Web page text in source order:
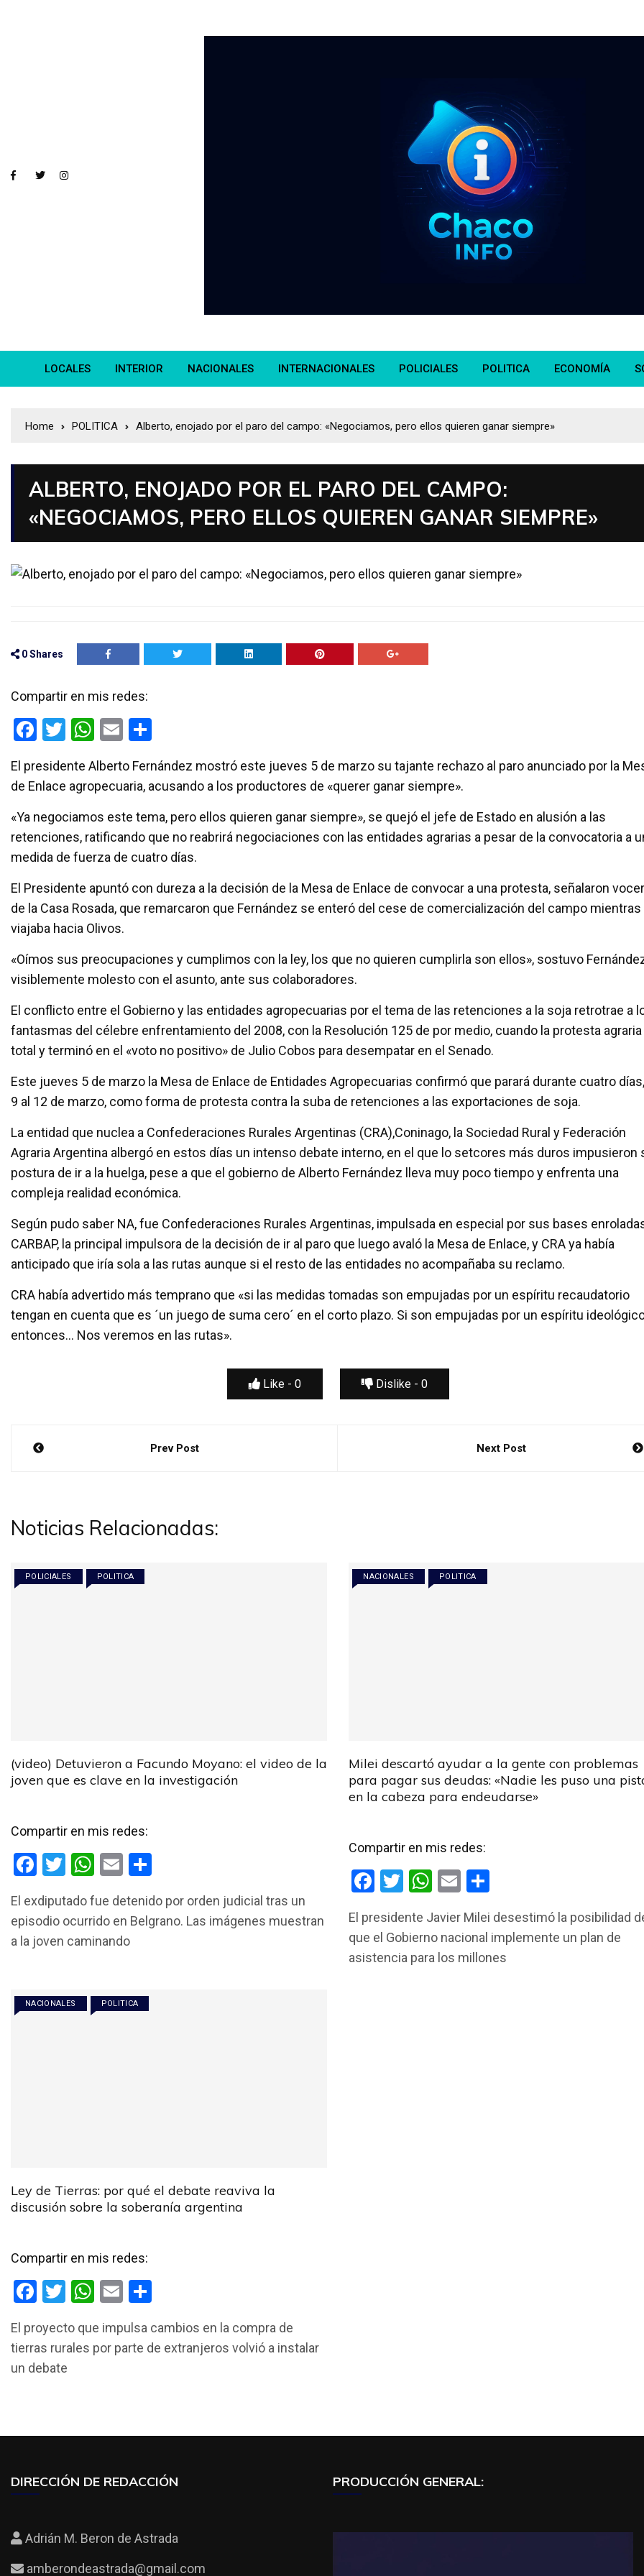
LOCALES INTERIOR NACIONALES INTERNACIONALES POLICIALES POLITICA ECONOMÍA
Home POLITICA Alberto, enojado por el paro del campo: «Negociamos, pero ellos quieren ganar siempre»
ALBERTO, ENOJADO POR EL PARO DEL CAMPO:
«NEGOCIAMOS, PERO ELLOS QUIEREN GANAR SIEMPRE»
0Shares
Compartir en mis redes:
F
ce
b
o
o
k
T
tt
er
W
at
s
A
p
p
E
ail m
p
ar
tir
El presidente Alberto Fernández mostró este jueves 5 de marzo su tajante rechazo al paro anunciado por la
de Enlace agropecuaria, acusando a los productores de «querer ganar siempre».
«Ya negociamos este tema, pero ellos quieren ganar siempre», se quejó el jefe de Estado en alusión a las
retenciones, ratificando que no reabrirá negociaciones con las entidades agrarias a pesar de la convocatoria a
medida de fuerza de cuatro días.
El Presidente apuntó con dureza a la decisión de la Mesa de Enlace de convocar a una protesta, señalaron
de la Casa Rosada, que remarcaron que Fernández se enteró del cese de comercialización del campo mientras
viajaba hacia Olivos.
«Oímos sus preocupaciones y cumplimos con la ley, los que no quieren cumplirla son ellos», sostuvo
visiblemente molesto con el asunto, ante sus colaboradores.
El conflicto entre el Gobierno y las entidades agropecuarias por el tema de las retenciones a la soja retrotrae a
fantasmas del célebre enfrentamiento del 2008, con la Resolución 125 de por medio, cuando la protesta
total y terminó en el «voto no positivo» de Julio Cobos para desempatar en el Senado.
Este jueves 5 de marzo la Mesa de Enlace de Entidades Agropecuarias confirmó que parará durante cuatro
9 al 12 de marzo, como forma de protesta contra la suba de retenciones a las exportaciones de soja.
La entidad que nuclea a Confederaciones Rurales Argentinas (CRA),Coninago, la Sociedad Rural y Federación
Agraria Argentina albergó en estos días un intenso debate interno, en el que lo setcores más duros impusieron
postura de ir a la huelga, pese a que el gobierno de Alberto Fernández lleva muy poco tiempo y enfrenta una
compleja realidad económica.
Según pudo saber NA, fue Confederaciones Rurales Argentinas, impulsada en especial por sus bases
CARBAP, la principal impulsora de la decisión de ir al paro que luego avaló la Mesa de Enlace, y CRA ya había
anticipado que iría sola a las rutas aunque si el resto de las entidades no acompañaba su reclamo.
CRA había advertido más temprano que «si las medidas tomadas son empujadas por un espíritu recaudatorio
tengan en cuenta que es ´un juego de suma cero´ en el corto plazo. Si son empujadas por un espíritu
entonces… Nos veremos en las rutas».
Like - 0 Dislike - 0
Navegación
Prev Post Next Post
Noticias Relacionadas:
POLICIALES POLITICA
(video) Detuvieron a Facundo Moyano: el video de la
joven que es clave en la investigación
Compartir en mis redes:
F
ce
b
k
T
tt
er
W
at
s
p
E
ail m
p
El exdiputado fue detenido por orden judicial tras un
episodio ocurrido en Belgrano. Las imágenes muestran
a la joven caminando
NACIONALES POLITICA
Milei descartó ayudar a la gente con problemas
para pagar sus deudas: «Nadie les puso una
en la cabeza para endeudarse»
Compartir en mis redes:
F
ce
b
T
tt
er
W
at
s
E
ail m
p
El presidente Javier Milei desestimó la posibilidad
que el Gobierno nacional implemente un plan de
asistencia para los millones
NACIONALES POLITICA
Ley de Tierras: por qué el debate reaviva la
discusión sobre la soberanía argentina
Compartir en mis redes:
F
ce
b
k
T
tt
er
W
at
s
p
E
ail m
p
El proyecto que impulsa cambios en la compra de
tierras rurales por parte de extranjeros volvió a instalar
un debate
DIRECCIÓN DE REDACCIÓN
Adrián M. Beron de Astrada
amberondeastrada@gmail.com
PRODUCCIÓN GENERAL: